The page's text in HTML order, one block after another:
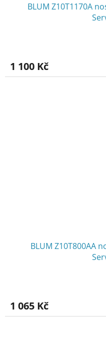
BLUM Z10T1170A
1 100 Kč
BLUM Z10T800AA
1 065 Kč